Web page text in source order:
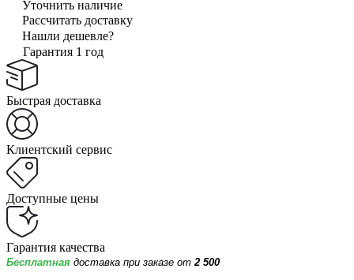
Уточнить наличие
Рассчитать доставку
Нашли дешевле?
Гарантия 1 год
Быстрая доставка
Клиентский сервис
Доступные цены
Гарантия качества
Бесплатная доставка при заказе от 2 500